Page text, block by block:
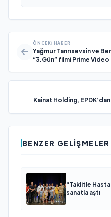
ÖNCEKI HABER
Yağmur Tanrısevsin ve
“3.Gün” filmi Prime
Kainat Holding, EPDK’dan
BENZER GELIŞMELER
“Taklitle
sanatla aştı